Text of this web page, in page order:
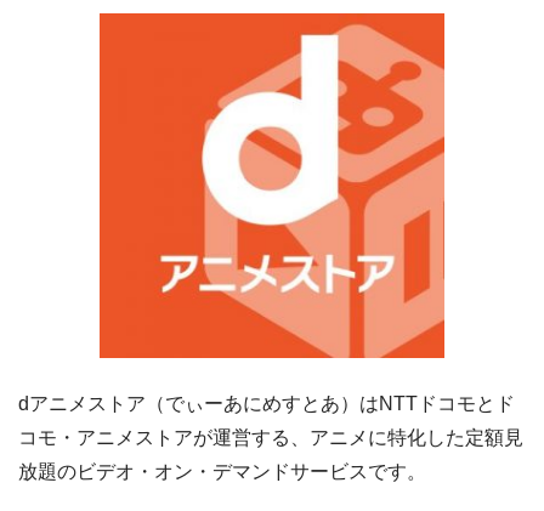
dアニメストア（でぃーあにめすとあ）はNTTドコモとド
コモ・アニメストアが運営する、アニメに特化した定額見
放題のビデオ・オン・デマンドサービスです。